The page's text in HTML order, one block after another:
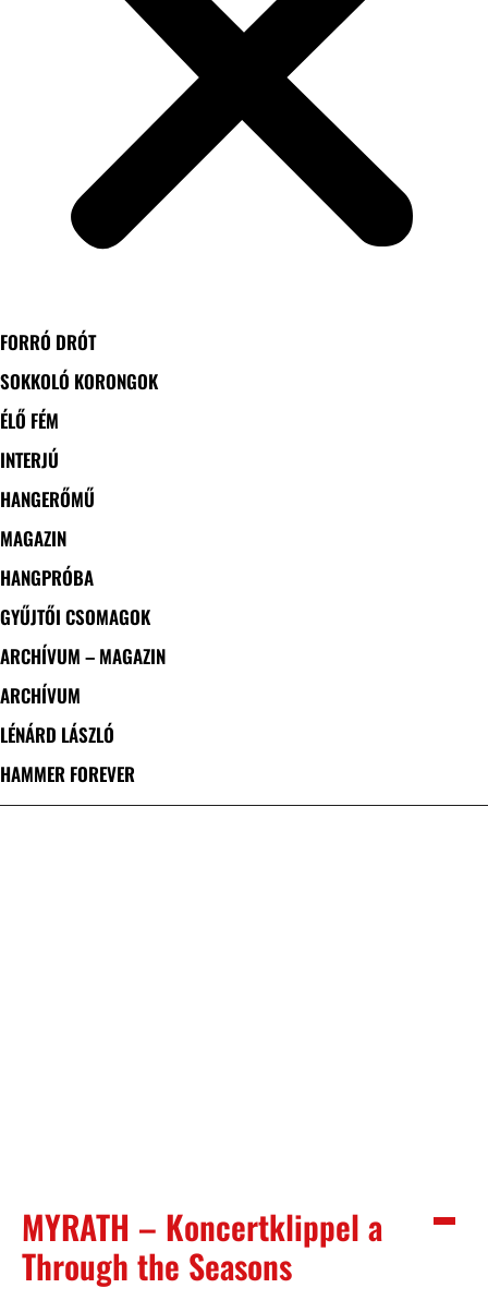
FORRÓ DRÓT
SOKKOLÓ KORONGOK
ÉLŐ FÉM
INTERJÚ
HANGERŐMŰ
MAGAZIN
HANGPRÓBA
GYŰJTŐI CSOMAGOK
ARCHÍVUM – MAGAZIN
ARCHÍVUM
LÉNÁRD LÁSZLÓ
HAMMER FOREVER
MYRATH – Koncertklippel a
Through the Seasons